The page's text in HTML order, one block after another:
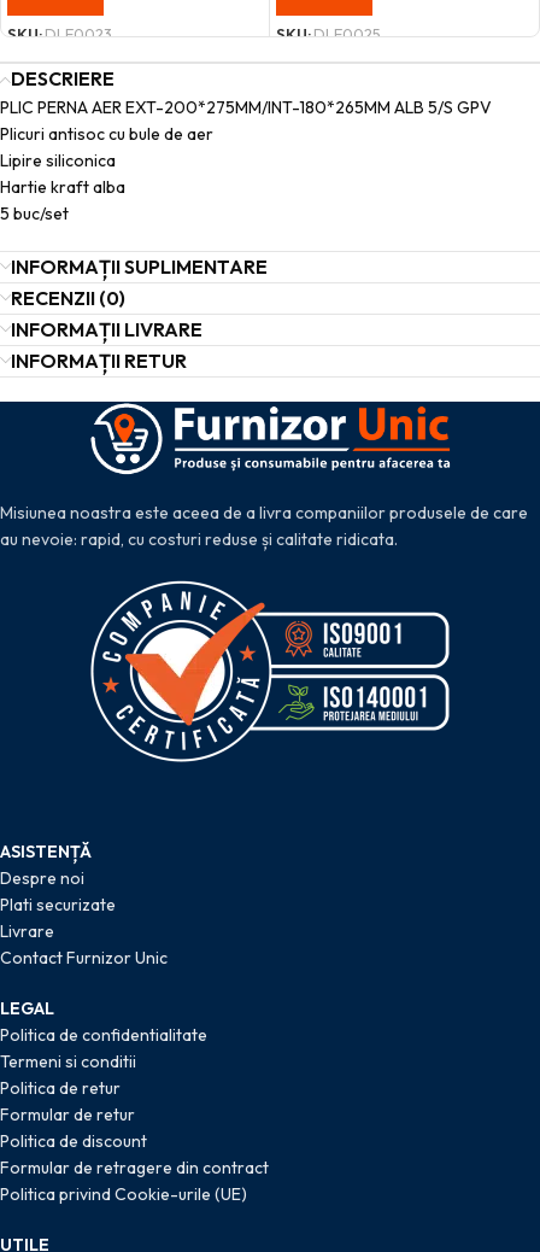
SKU:DLE0023 SKU:DLE0025
DESCRIERE
PLIC PERNA AER EXT-200*275MM/INT-180*265MM ALB 5/S GPV
Plicuri antisoc cu bule de aer
Lipire siliconica
Hartie kraft alba
5 buc/set
INFORMAȚII SUPLIMENTARE
RECENZII (0)
INFORMAȚII LIVRARE
INFORMAȚII RETUR
Misiunea noastra este aceea de a livra companiilor produsele de care
au nevoie: rapid, cu costuri reduse și calitate ridicata.
ASISTENȚĂ
Despre noi
Plati securizate
Livrare
Contact Furnizor Unic
LEGAL
Politica de confidentialitate
Termeni si conditii
Politica de retur
Formular de retur
Politica de discount
Formular de retragere din contract
Politica privind Cookie-urile (UE)
UTILE